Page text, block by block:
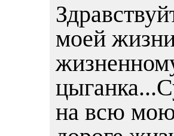
моей
на всю